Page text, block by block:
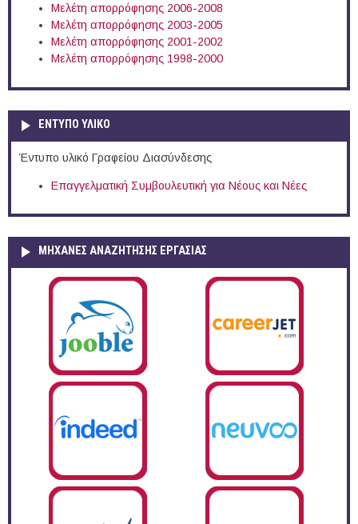
Μελέτη απορρόφησης 2006-2008
Μελέτη απορρόφησης 2003-2005
Μελέτη απορρόφησης 2001-2002
Μελέτη απορρόφησης 1998-2000
ΕΝΤΥΠΟ ΥΛΙΚΟ
Έντυπο υλικό Γραφείου Διασύνδεσης
Επαγγελματική Συμβουλευτική για Νέους και Νέες
ΜΗΧΑΝΕΣ ΑΝΑΖΗΤΗΣΗΣ ΕΡΓΑΣΙΑΣ